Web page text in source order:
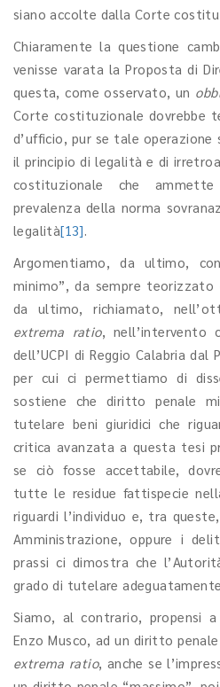
siano accolte dalla Corte
Chiaramente la questione
venisse varata la Proposta di
questa, come osservato, un
Corte costituzionale dovrebbe
d’ufficio, pur se tale
il principio di legalità e di
costituzionale che
prevalenza della norma
legalità[13].
Argomentiamo, da ultimo,
minimo”, da sempre
da ultimo, richiamato,
extrema ratio, nell’intervento
dell’UCPI di Reggio Calabria
per cui ci permettiamo di
sostiene che diritto penale
tutelare beni giuridici che
critica avanzata a questa tesi
se ciò fosse accettabile,
tutte le residue fattispecie
riguardi l’individuo e, tra
Amministrazione, oppure i
prassi ci dimostra che
grado di tutelare
Siamo, al contrario, propensi
Enzo Musco, ad un diritto
extrema ratio, anche se